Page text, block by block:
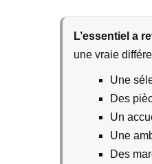
L’essentiel a
une vraie
Une
Des
Un
Une
Des